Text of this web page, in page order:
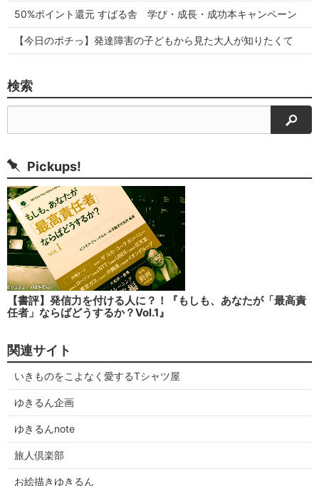
50%ポイント還元 すばる舎 学び・成長・成功本キャンペーン
【今日のポチっ】発達障害の子どもから見た大人が知りたくて
検索
検索
Pickups!
【書評】発信力を付ける人に？！『もしも、あなたが「最高責
任者」ならばどうするか？Vol.1』
関連サイト
いきものをこよなく愛するTシャツ屋
ゆきるん企画
ゆきるんnote
旅人倶楽部
お絵描きゆきるん